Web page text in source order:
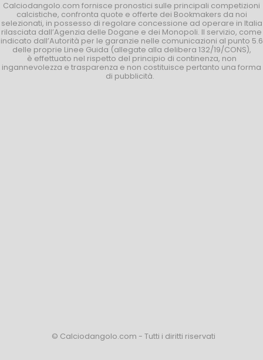
Calciodangolo.com fornisce pronostici sulle principali competizioni
calcistiche, confronta quote e offerte dei Bookmakers da noi
selezionati, in possesso di regolare concessione ad operare in Italia
rilasciata dall’Agenzia delle Dogane e dei Monopoli. Il servizio, come
indicato dall’Autorità per le garanzie nelle comunicazioni al punto 5.6
delle proprie Linee Guida (allegate alla delibera 132/19/CONS),
è effettuato nel rispetto del principio di continenza, non
ingannevolezza e trasparenza e non costituisce pertanto una forma
di pubblicità.
© Calciodangolo.com - Tutti i diritti riservati